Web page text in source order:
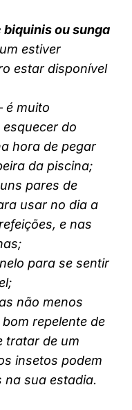
biquinis ou sunga
estiver
estar disponível
é muito
do
hora de pegar
da piscina;
pares de
usar no dia a
e nas
para se sentir
não menos
repelente de
tratar de um
insetos podem
na sua estadia.